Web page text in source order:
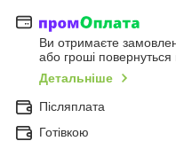
Ви отримаєте
або гроші
Детальніше
Післяплата
Готівкою